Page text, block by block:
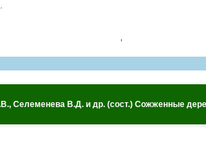
,
Селеменева В.Д. и др. (сост.) Сожженные